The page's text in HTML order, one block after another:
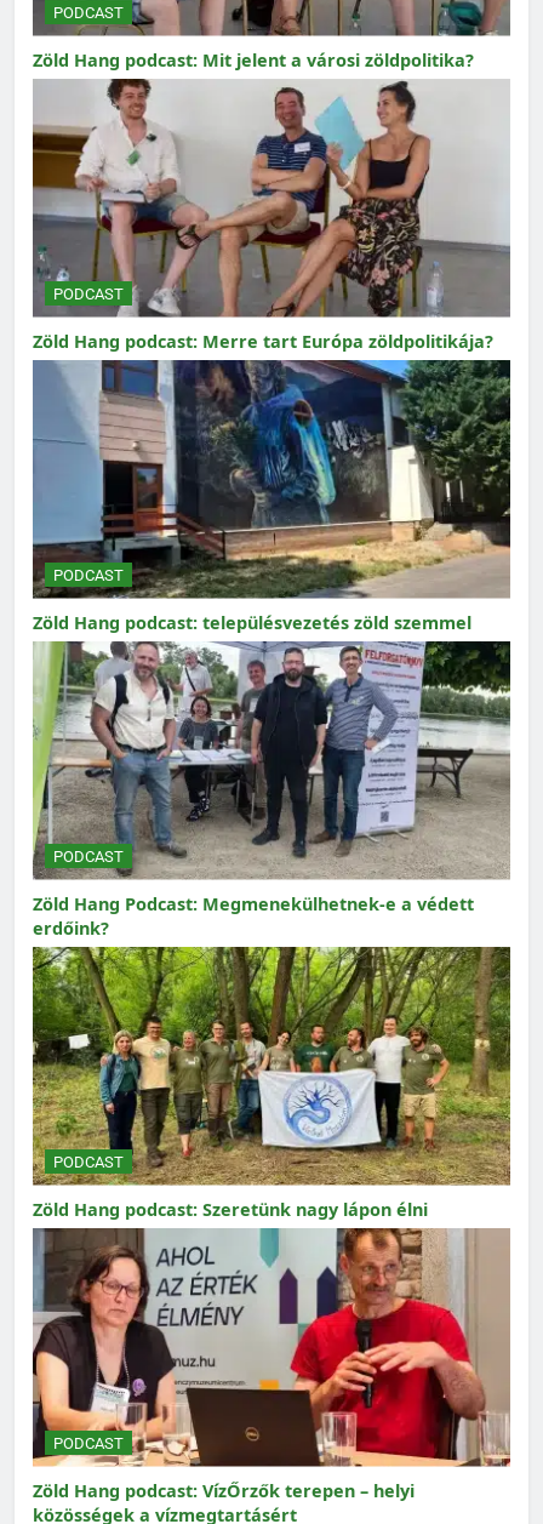
PODCAST
Zöld Hang podcast: Mit jelent a városi zöldpolitika?
PODCAST
Zöld Hang podcast: Merre tart Európa zöldpolitikája?
PODCAST
Zöld Hang podcast: településvezetés zöld szemmel
PODCAST
Zöld Hang Podcast: Megmenekülhetnek-e a védett
erdőink?
PODCAST
Zöld Hang podcast: Szeretünk nagy lápon élni
PODCAST
Zöld Hang podcast: VízŐrzők terepen – helyi
közösségek a vízmegtartásért